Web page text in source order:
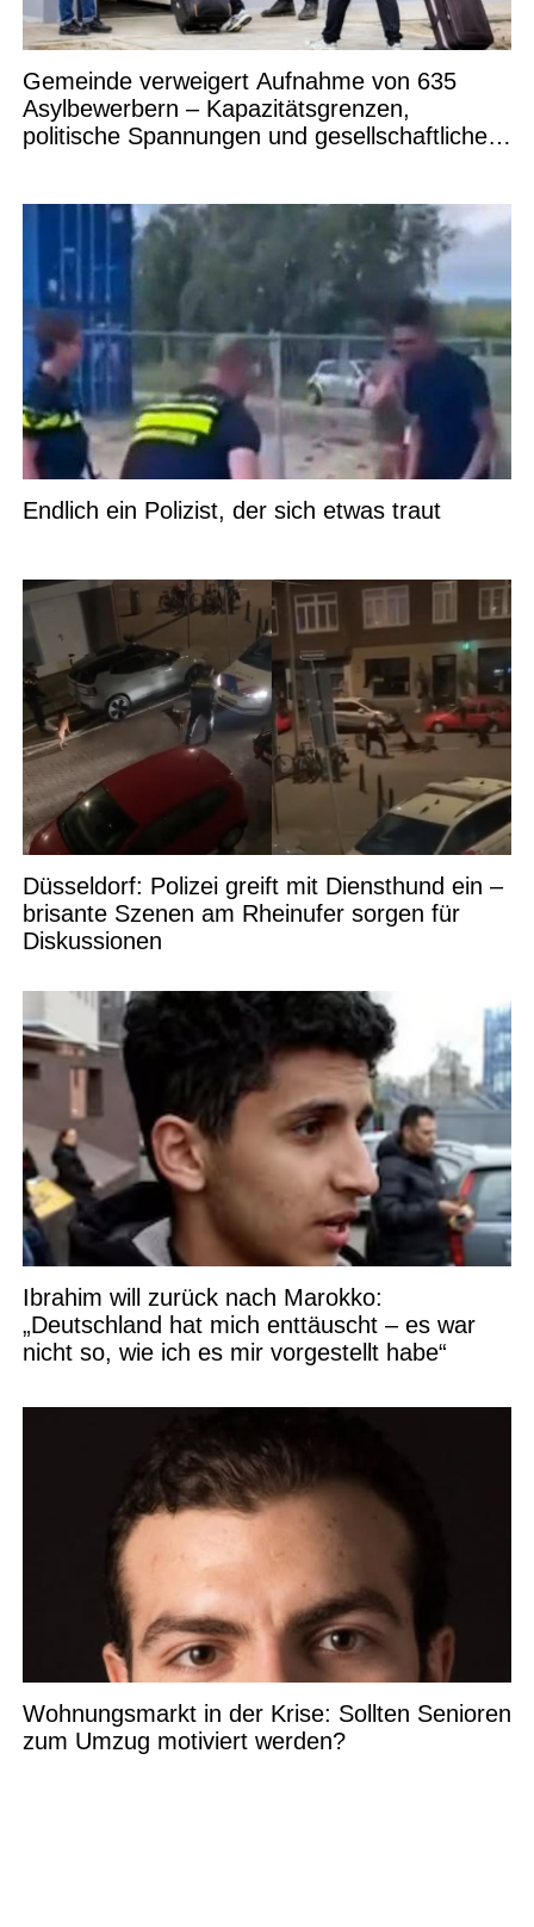
Gemeinde verweigert Aufnahme von 635
Asylbewerbern – Kapazitätsgrenzen,
politische Spannungen und gesellschaftliche
Endlich ein Polizist, der sich etwas traut
Düsseldorf: Polizei greift mit Diensthund ein –
brisante Szenen am Rheinufer sorgen für
Diskussionen
Ibrahim will zurück nach Marokko:
„Deutschland hat mich enttäuscht – es war
nicht so, wie ich es mir vorgestellt habe“
Wohnungsmarkt in der Krise: Sollten Senioren
zum Umzug motiviert werden?